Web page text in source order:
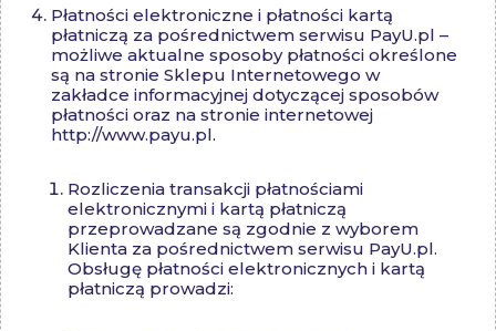
Płatności elektroniczne i płatności kartą
płatniczą za pośrednictwem serwisu PayU.pl –
możliwe aktualne sposoby płatności określone
są na stronie Sklepu Internetowego w
zakładce informacyjnej dotyczącej sposobów
płatności oraz na stronie internetowej
http://www.payu.pl.
Rozliczenia transakcji płatnościami
elektronicznymi i kartą płatniczą
przeprowadzane są zgodnie z wyborem
Klienta za pośrednictwem serwisu PayU.pl.
Obsługę płatności elektronicznych i kartą
płatniczą prowadzi: